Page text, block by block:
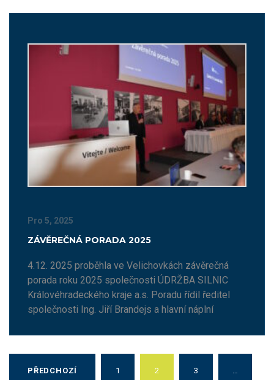
ZÁVĚREČNÁ PORADA 2025
4.12. 2025 proběhla ve Velichovkách závěrečná
porada roku 2025 společnosti ÚDRŽBA SILNIC
Královéhradeckého kraje a.s. Poradu řídil ředitel
společnosti Ing. Jiří Brandejs a hlavní náplní
Pro 5, 2025
PŘEDCHOZÍ 1 2 3 …